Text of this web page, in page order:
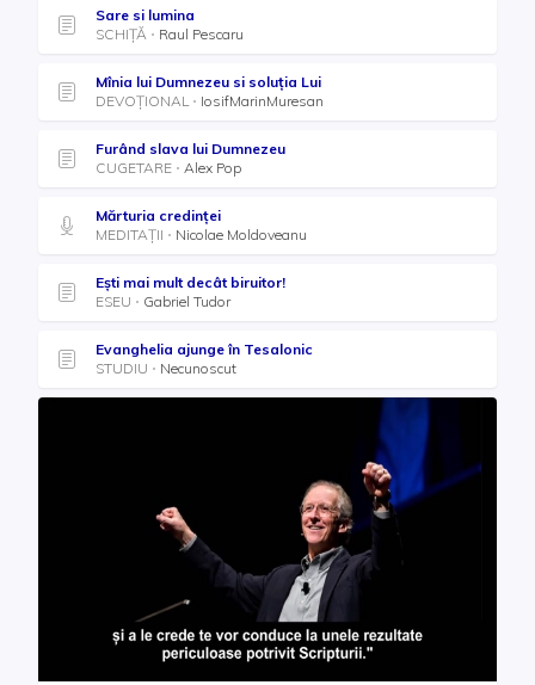
Sare si lumina
SCHIȚĂ
Raul Pescaru
Mînia lui Dumnezeu si soluţia Lui
DEVOȚIONAL
IosifMarinMuresan
Furând slava lui Dumnezeu
CUGETARE
Alex Pop
Mărturia credinței
MEDITAȚII
Nicolae Moldoveanu
Ești mai mult decât biruitor!
ESEU
Gabriel Tudor
Evanghelia ajunge în Tesalonic
STUDIU
Necunoscut